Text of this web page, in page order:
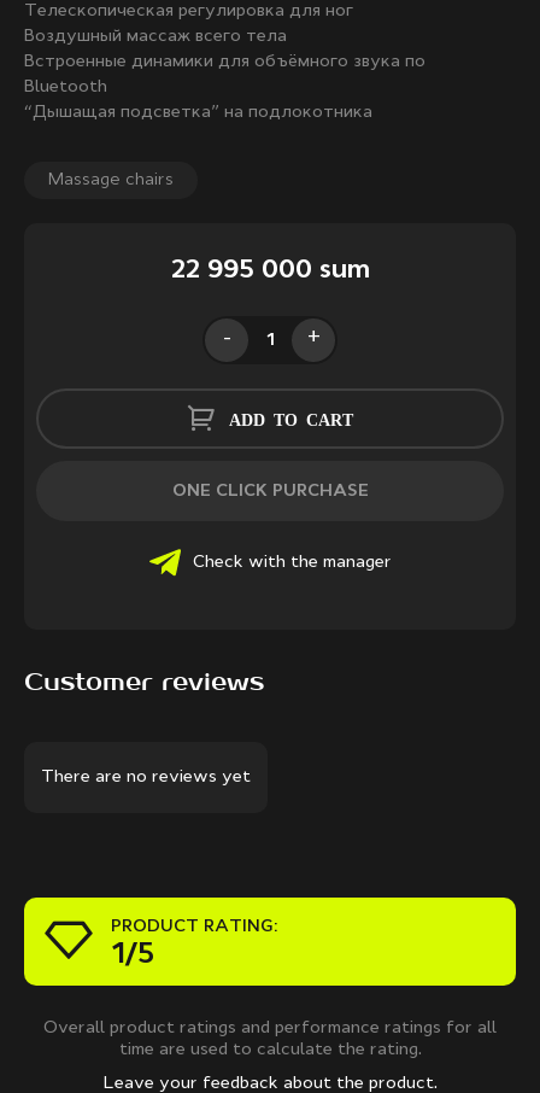
Massage chairs
Телескопическая регулировка для ног
Воздушный массаж всего тела
Встроенные динамики для объёмного звука по
Bluetooth
“Дышащая подсветка” на подлокотника
22 995 000 sum
- +
Check with the manager
ADD TO CART
ONE CLICK PURCHASE
Customer reviews
There are no reviews yet
PRODUCT RATING:
1/5
Overall product ratings and performance ratings for all
time are used to calculate the rating.
Leave your feedback about the product.